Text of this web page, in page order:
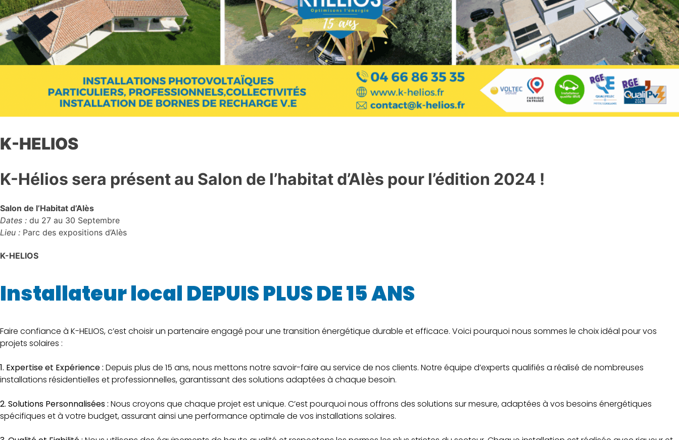
K-HELIOS
K-Hélios sera présent au Salon de l’habitat d’Alès pour l’édition 2024 !
Salon de l’Habitat d’Alès
Dates : du 27 au 30 Septembre
Lieu : Parc des expositions d’Alès
K-HELIOS
Installateur local DEPUIS PLUS DE 15 ANS
Faire confiance à K-HELIOS, c’est choisir un partenaire engagé pour une transition énergétique durable et efficace. Voici pourquoi nous sommes le choix idéal pour vos
projets solaires :
1. Expertise et Expérience : Depuis plus de 15 ans, nous mettons notre savoir-faire au service de nos clients. Notre équipe d’experts qualifiés a réalisé de nombreuses
installations résidentielles et professionnelles, garantissant des solutions adaptées à chaque besoin.
2. Solutions Personnalisées : Nous croyons que chaque projet est unique. C’est pourquoi nous offrons des solutions sur mesure, adaptées à vos besoins énergétiques
spécifiques et à votre budget, assurant ainsi une performance optimale de vos installations solaires.